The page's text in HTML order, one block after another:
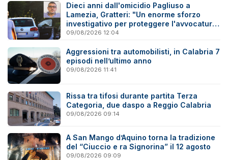
Dieci anni dall'omicidio Pagliuso a
Lamezia, Gratteri: "Un enorme sforzo
investigativo per proteggere l'avvocatura
onesta"
09/08/2026 12:04
Aggressioni tra automobilisti, in Calabria 7
episodi nell’ultimo anno
09/08/2026 11:41
Rissa tra tifosi durante partita Terza
Categoria, due daspo a Reggio Calabria
09/08/2026 09:14
A San Mango d’Aquino torna la tradizione
del “Ciuccio e ra Signorina” il 12 agosto
09/08/2026 09:09